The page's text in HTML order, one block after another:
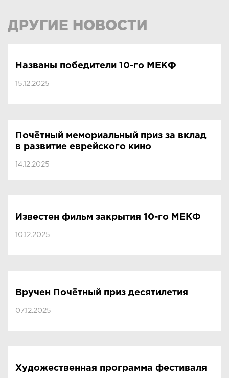
ДРУГИЕ НОВОСТИ
Названы победители 10-го МЕКФ
15.12.2025
Почётный мемориальный приз за вклад
в развитие еврейского кино
14.12.2025
Известен фильм закрытия 10-го МЕКФ
10.12.2025
Вручен Почётный приз десятилетия
07.12.2025
Художественная программа фестиваля